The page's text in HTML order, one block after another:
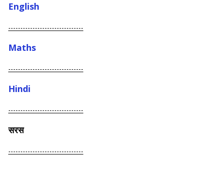
English
-------------------------------
Maths
-------------------------------
Hindi
-------------------------------
सरस
-------------------------------